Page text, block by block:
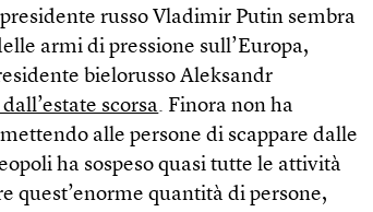
russo Vladimir Putin sembra
armi di pressione sull’Europa,
bielorusso Aleksandr
scorsa. Finora non ha
alle persone di scappare dalle
ha sospeso quasi tutte le attività
quest’enorme quantità di persone,